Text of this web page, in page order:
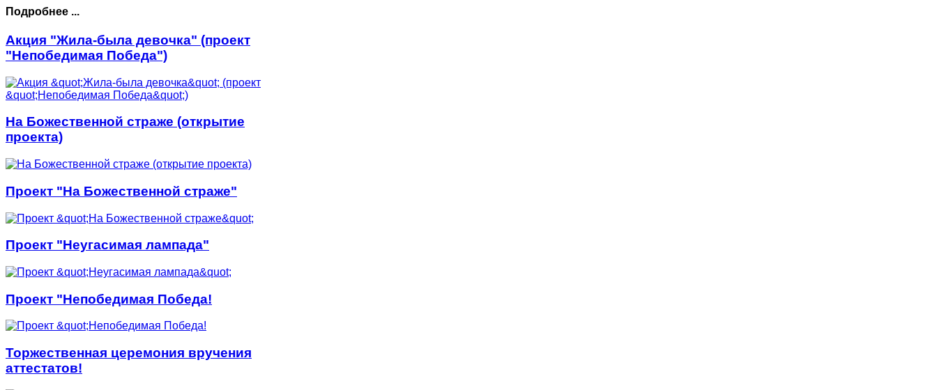
Подробнее ...
Акция "Жила-была девочка" (проект
"Непобедимая Победа")
На Божественной страже (открытие
проекта)
Проект "На Божественной страже"
Проект "Неугасимая лампада"
Проект "Непобедимая Победа!
Торжественная церемония вручения
аттестатов!